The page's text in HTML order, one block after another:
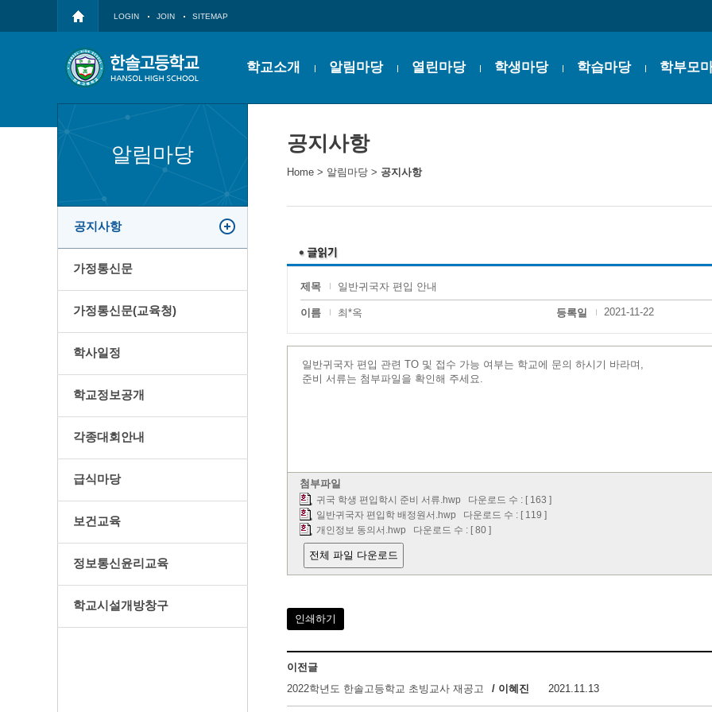
LOGIN JOIN SITEMAP
학교소개 알림마당 열린마당 학생마당 학습마당 학부모
알림마당
공지사항
가정통신문
가정통신문(교육청)
학사일정
학교정보공개
각종대회안내
급식마당
보건교육
정보통신윤리교육
학교시설개방창구
공지사항
Home > 알림마당 > 공지사항
제목 일반귀국자 편입 안내
이름 최*옥 등록일 2021-11-22
일반귀국자 편입 관련 TO 및 접수 가능 여부는 학교에 문의 하시기 바라며,
준비 서류는 첨부파일을 확인해 주세요.
첨부파일
귀국 학생 편입학시 준비 서류.hwp 다운로드 수 : [ 163 ]
일반귀국자 편입학 배정원서.hwp 다운로드 수 : [ 119 ]
개인정보 동의서.hwp 다운로드 수 : [ 80 ]
전체 파일 다운로드
인쇄하기
이전글
2022학년도 한솔고등학교 초빙교사 재공고
/ 이혜진 2021.11.13